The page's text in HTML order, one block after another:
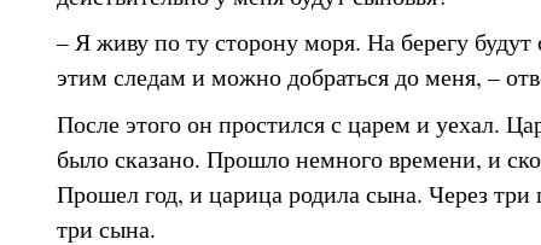
– Я живу по ту сторону моря. На берегу
этим следам и можно добраться до меня, –
После этого он простился с царем и уехал.
было сказано. Прошло немного времени, и
Прошел год, и царица родила сына. Через три
три сына.